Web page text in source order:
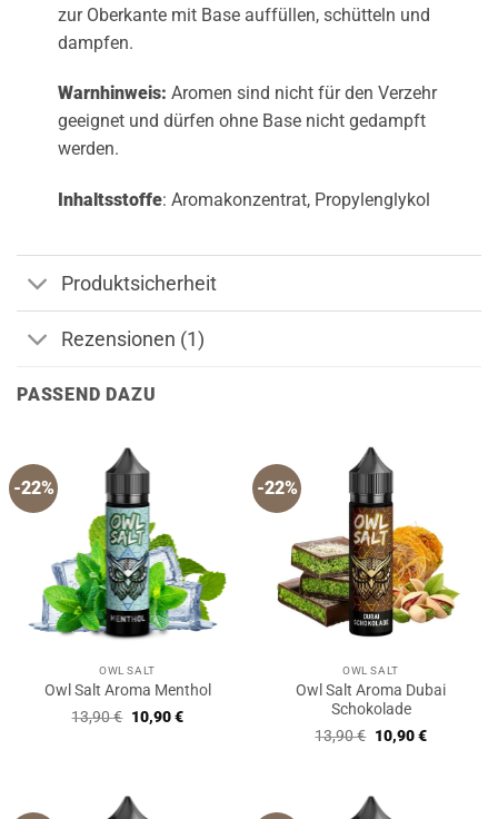
zur Oberkante mit Base auffüllen, schütteln und
dampfen.
Warnhinweis: Aromen sind nicht für den Verzehr
geeignet und dürfen ohne Base nicht gedampft
werden.
Inhaltsstoffe: Aromakonzentrat, Propylenglykol
Produktsicherheit
Rezensionen (1)
PASSEND DAZU
-22%
OWL SALT
Owl Salt Aroma Menthol
13,90€ Ursprünglicher
Preis
10,90€Aktueller
-22%
OWL SALT
Owl Salt Aroma Dubai
Schokolade
13,90€ Ursprünglicher
Preis
10,90€Aktueller